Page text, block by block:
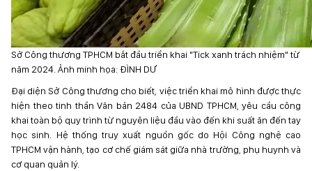
Sở Công thương TPHCM bắt đầu triển khai "Tick xanh trách nhiệm" từ
năm 2024. Ảnh minh họa: ĐÌNH DƯ
Đại diện Sở Công thương cho biết, việc triển khai mô hình được thực
hiện theo tinh thần Văn bản 2484 của UBND TPHCM, yêu cầu công
khai toàn bộ quy trình từ nguyên liệu đầu vào đến khi suất ăn đến tay
học sinh. Hệ thống truy xuất nguồn gốc do Hội Công nghệ cao
TPHCM vận hành, tạo cơ chế giám sát giữa nhà trường, phụ huynh và
cơ quan quản lý.